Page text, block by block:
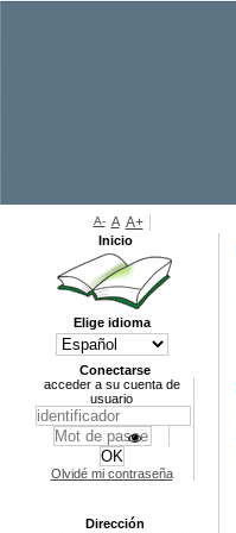
A- A A+
Inicio
Elige idioma
Conectarse
acceder a su cuenta de
usuario
Olvidé mi contraseña
Dirección